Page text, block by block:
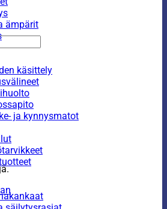
ämpärit
käsittely
ja kynnysmatot